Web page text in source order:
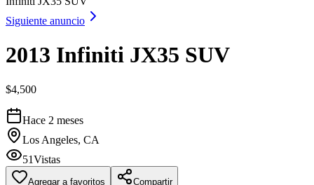
Siguiente anuncio
2013 Infiniti JX35 SUV
$4,500
Hace 2 meses
Los Angeles, CA
51Vistas
Agregar a favoritos Compartir